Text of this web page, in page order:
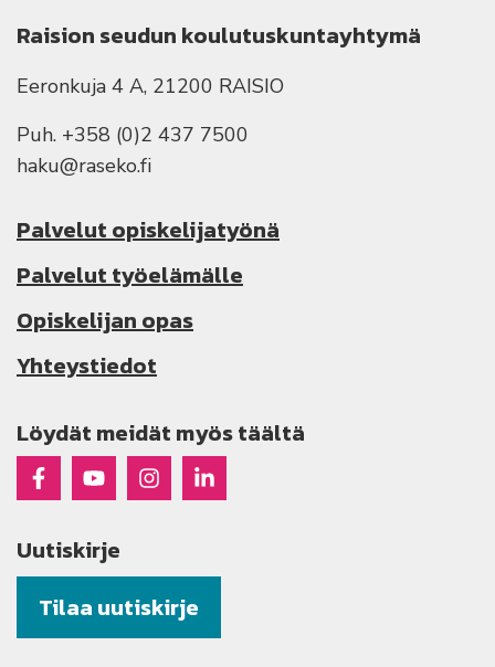
Raision seudun koulutuskuntayhtymä
Eeronkuja 4 A, 21200 RAISIO
Puh. +358 (0)2 437 7500
haku@raseko.fi
Palvelut opiskelijatyönä
Palvelut työelämälle
Opiskelijan opas
Yhteystiedot
Löydät meidät myös täältä
Raseko Facebookissa
Raseko Youtubessa
Raseko Instagramissa
Raseko Linkedinissä
Uutiskirje
Tilaa uutiskirje